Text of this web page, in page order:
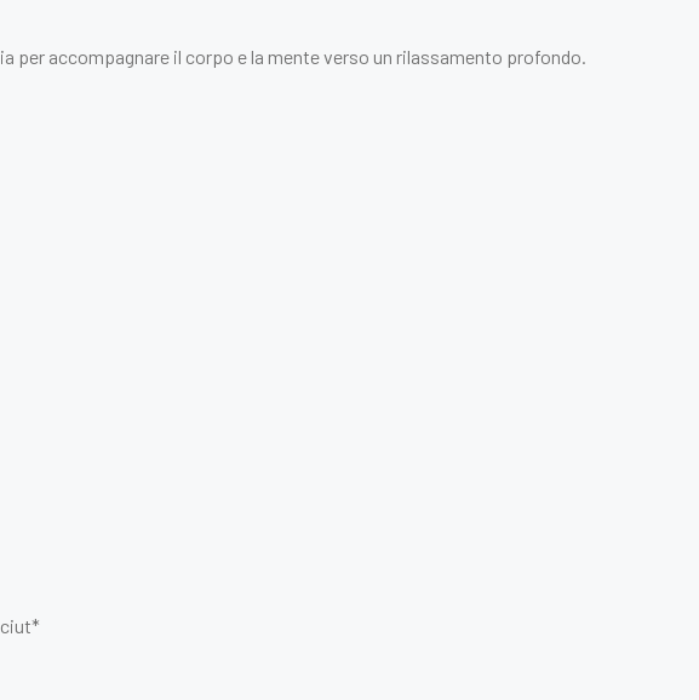
accompagnare il corpo e la mente verso un rilassamento profondo.